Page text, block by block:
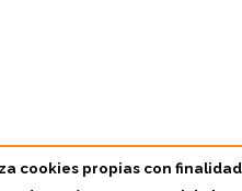
cookies propias con finalidad